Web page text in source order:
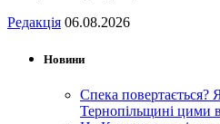
Редакція 06.08.2026
Новини
Спека повертається?
Тернопільщині цими